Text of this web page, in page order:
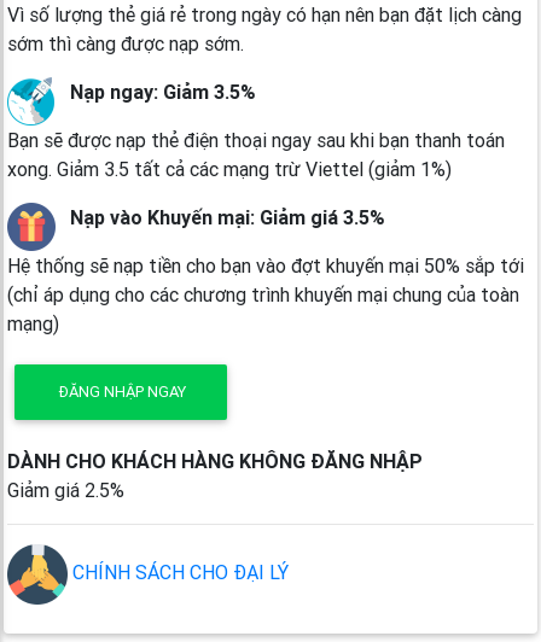
Vì số lượng thẻ giá rẻ trong ngày có hạn nên bạn đặt lịch càng
sớm thì càng được nạp sớm.
Nạp ngay: Giảm 3.5%
Bạn sẽ được nạp thẻ điện thoại ngay sau khi bạn thanh toán
xong. Giảm 3.5 tất cả các mạng trừ Viettel (giảm 1%)
Nạp vào Khuyến mại: Giảm giá 3.5%
Hệ thống sẽ nạp tiền cho bạn vào đợt khuyến mại 50% sắp tới
(chỉ áp dụng cho các chương trình khuyến mại chung của toàn
mạng)
ĐĂNG NHẬP NGAY
DÀNH CHO KHÁCH HÀNG KHÔNG ĐĂNG NHẬP
Giảm giá 2.5%
CHÍNH SÁCH CHO ĐẠI LÝ